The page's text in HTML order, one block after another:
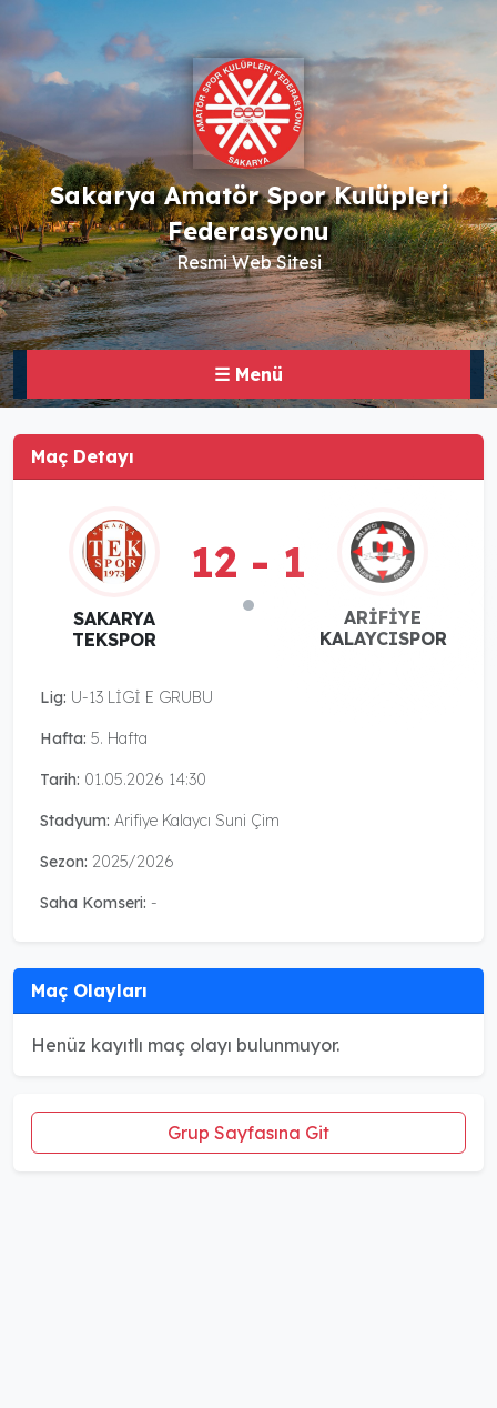
Sakarya Amatör Spor Kulüpleri
Federasyonu
Resmi Web Sitesi
☰ Menü
Maç Detayı
SAKARYA
TEKSPOR
12 - 1
ARİFİYE
KALAYCISPOR
Lig: U-13 LİGİ E GRUBU
Hafta: 5. Hafta
Tarih: 01.05.2026 14:30
Stadyum: Arifiye Kalaycı Suni Çim
Sezon: 2025/2026
Saha Komseri: -
Maç Olayları
Henüz kayıtlı maç olayı bulunmuyor.
Grup Sayfasına Git